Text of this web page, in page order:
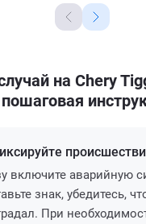
на Chery
включите аварийную
знак, убедитесь,
При